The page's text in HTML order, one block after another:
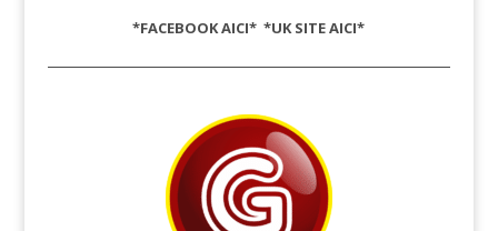
*FACEBOOKAICI* *UK SITEAICI*